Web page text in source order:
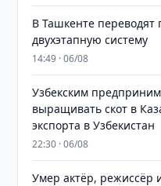
В Ташкенте переводят
двухэтапную систему
14:49 · 06/08
Узбекским
выращивать скот в
экспорта в Узбекистан
22:30 · 06/08
Умер актёр, режиссёр